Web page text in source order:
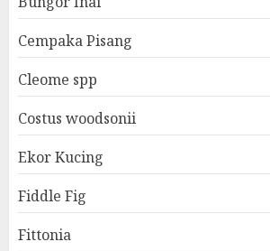
Cempaka Pisang
Cleome spp
Costus woodsonii
Ekor Kucing
Fiddle Fig
Fittonia